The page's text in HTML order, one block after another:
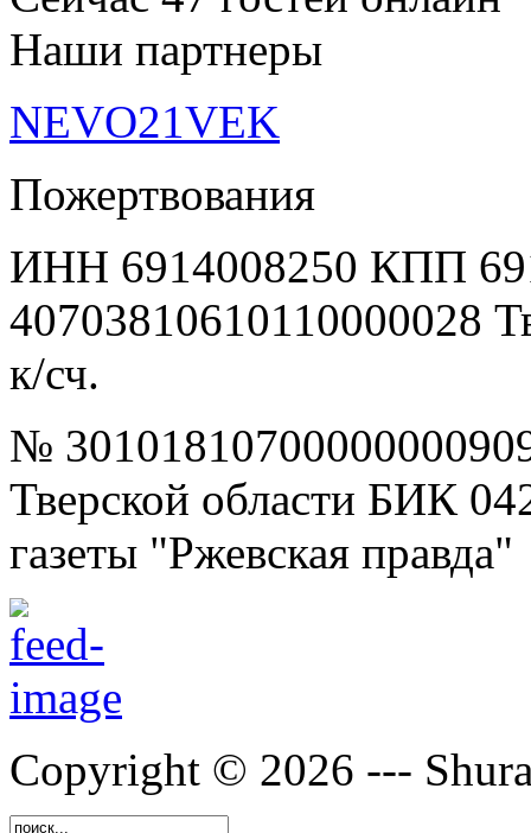
Наши партнеры
NEVO21VEK
Пожертвования
ИНН 6914008250 КПП
40703810610110000028
к/сч.
№
Тверской области БИК
газеты "Ржевская правда"
Copyright © 2026 ---